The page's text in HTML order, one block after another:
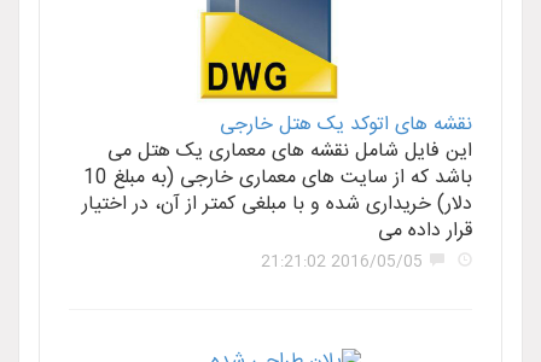
نقشه های اتوکد یک هتل خارجی
این فایل شامل نقشه های معماری یک هتل می
باشد که از سایت های معماری خارجی (به مبلغ 10
دلار) خریداری شده و با مبلغی کمتر از آن، در اختیار
قرار داده می
2016/05/05 21:21:02